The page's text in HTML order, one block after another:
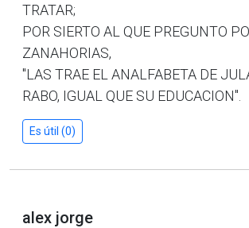
TRATAR;
POR SIERTO AL QUE PREGUNTO
ZANAHORIAS,
"LAS TRAE EL ANALFABETA DE
RABO, IGUAL QUE SU EDUCACION".
Es útil (0)
alex jorge